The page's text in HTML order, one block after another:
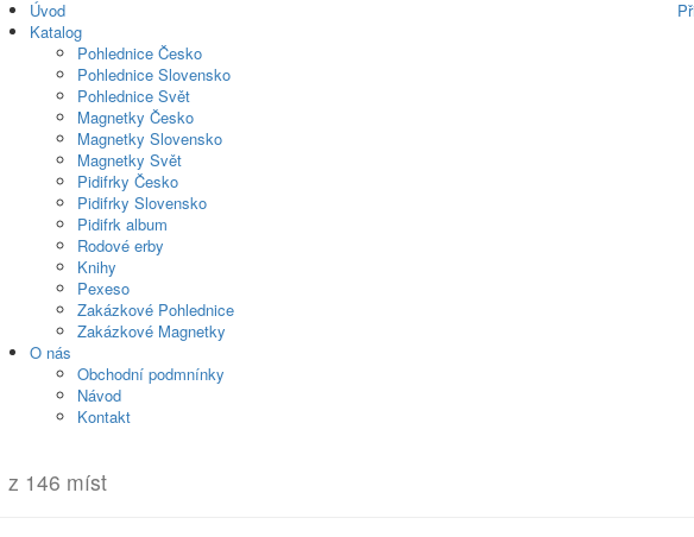
Úvod
Katalog
Pohlednice Česko
Pohlednice Slovensko
Pohlednice Svět
Magnetky Česko
Magnetky Slovensko
Magnetky Svět
Pidifrky Česko
Pidifrky Slovensko
Pidifrk album
Rodové erby
Knihy
Pexeso
Zakázkové Pohlednice
Zakázkové Magnetky
O nás
Obchodní podmnínky
Návod
Kontakt
z 146 míst